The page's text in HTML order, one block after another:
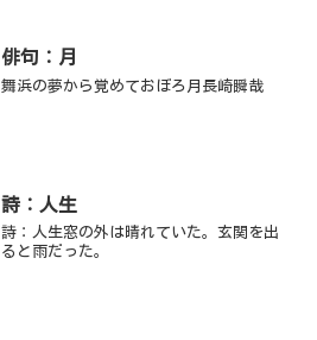
俳句：月
舞浜の夢から覚めておぼろ月長崎瞬哉
詩：人生
詩：人生窓の外は晴れていた。玄関を出
ると雨だった。